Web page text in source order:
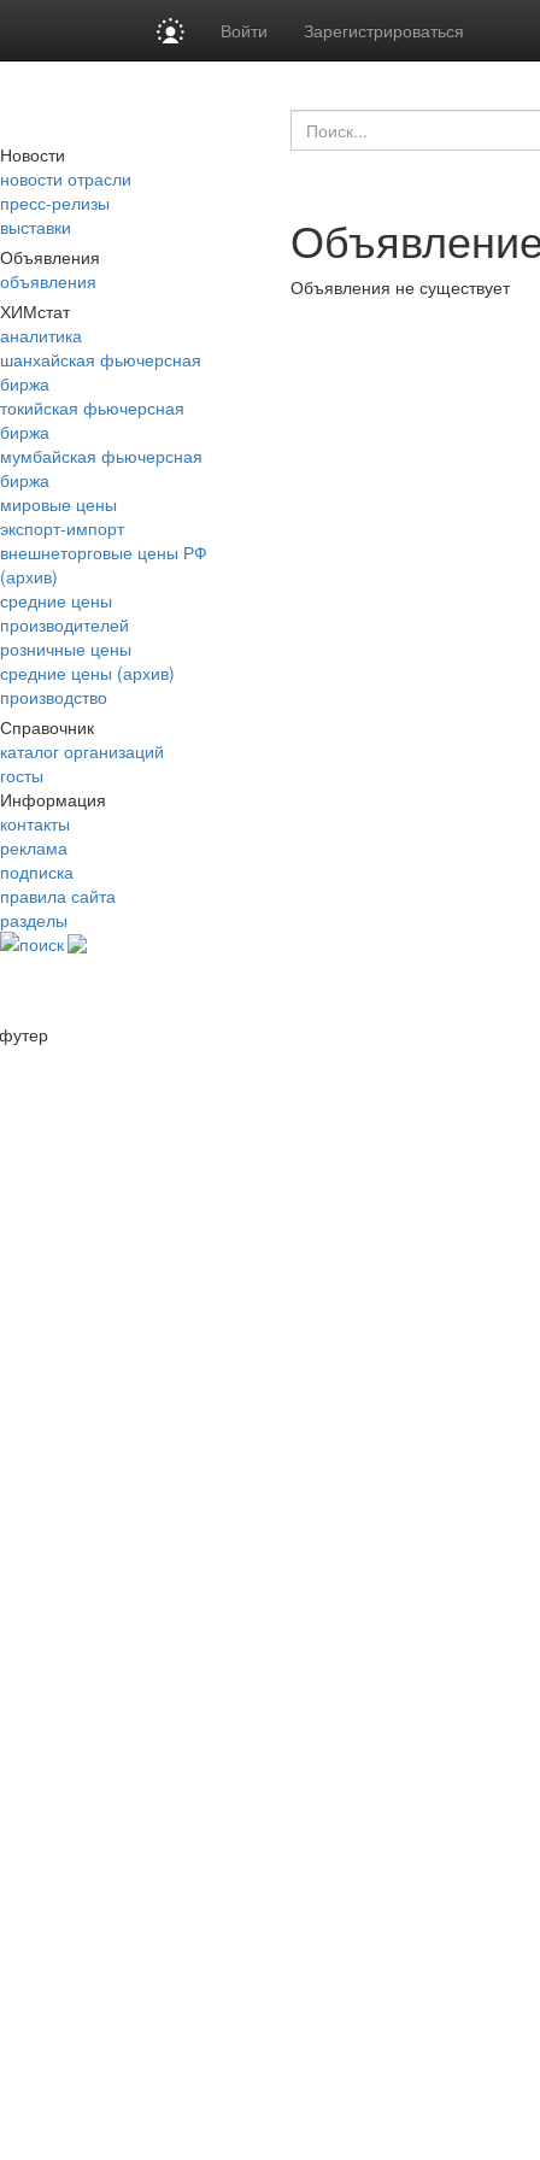
Войти Зарегистрироваться
Новости
новости отрасли
пресс-релизы
выставки
Объявления
объявления
ХИМстат
аналитика
шанхайская фьючерсная
биржа
токийская фьючерсная
биржа
мумбайская фьючерсная
биржа
мировые цены
экспорт-импорт
внешнеторговые цены РФ
(архив)
средние цены
производителей
розничные цены
средние цены (архив)
производство
Справочник
каталог организаций
госты
Информация
контакты
реклама
подписка
правила сайта
разделы
поиск
Объявления не существует
футер